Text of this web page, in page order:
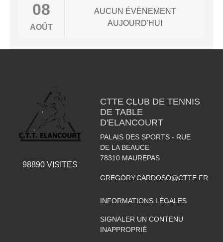
08
AOÛT
AUCUN ÉVÈNEMENT
AUJOURD'HUI
98890VISITES
CTTE CLUB DE TENNIS
DE TABLE
D'ELANCOURT
PALAIS DES SPORTS - RUE
DE LA BEAUCE
78310 MAUREPAS
GREGORY.CARDOSO@CTTE.FR
INFORMATIONS LÉGALES
SIGNALER UN CONTENU
INAPPROPRIÉ